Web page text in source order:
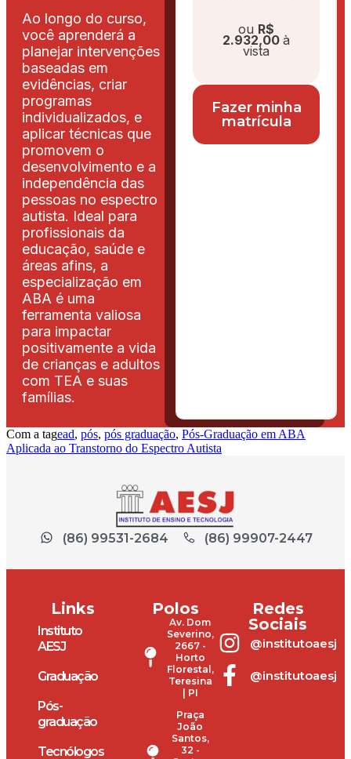
Ao longo do curso,
você aprenderá a
planejar intervenções
baseadas em
evidências, criar
programas
individualizados, e
aplicar técnicas que
promovem o
desenvolvimento e a
independência das
pessoas no espectro
autista. Ideal para
profissionais da
educação, saúde e
áreas afins, a
especialização em
ABA é uma
ferramenta valiosa
para impactar
positivamente a vida
de crianças e adultos
com TEA e suas
famílias.
ou R$
2.932,00 à
vista
Fazer minha
matrícula
Com a tagead, pós, pós graduação, Pós-Graduação em ABA
Aplicada ao Transtorno do Espectro Autista
(86) 99531-2684 (86) 99907-2447
Links
Instituto
AESJ
Graduação
Pós-
graduação
Tecnólogos
Polos
Av. Dom
Severino,
2667 -
Horto
Florestal,
Teresina
| PI
Praça
João
Santos,
32 -
Redes
Sociais
@institutoaesj
@institutoaesj